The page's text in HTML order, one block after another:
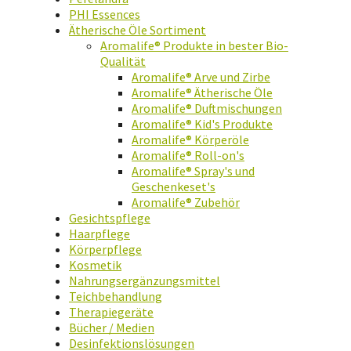
PHI Essences
Ätherische Öle Sortiment
Aromalife® Produkte in bester Bio-
Qualität
Aromalife® Arve und Zirbe
Aromalife® Ätherische Öle
Aromalife® Duftmischungen
Aromalife® Kid's Produkte
Aromalife® Körperöle
Aromalife® Roll-on's
Aromalife® Spray's und
Geschenkeset's
Aromalife® Zubehör
Gesichtspflege
Haarpflege
Körperpflege
Kosmetik
Nahrungsergänzungsmittel
Teichbehandlung
Therapiegeräte
Bücher / Medien
Desinfektionslösungen